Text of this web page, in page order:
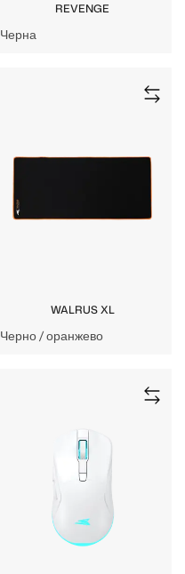
REVENGE
Черна
WALRUS XL
Черно / оранжево